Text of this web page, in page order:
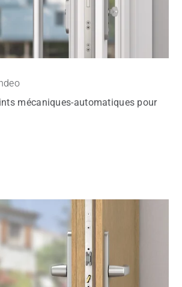
mécaniques-automatiques pour